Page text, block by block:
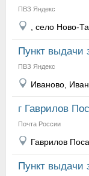
ПВЗ Яндекс
, село Ново-
Пункт выдачи
ПВЗ Яндекс
Иваново,
г Гаврилов
Почта России
Гаврилов
Пункт выдачи